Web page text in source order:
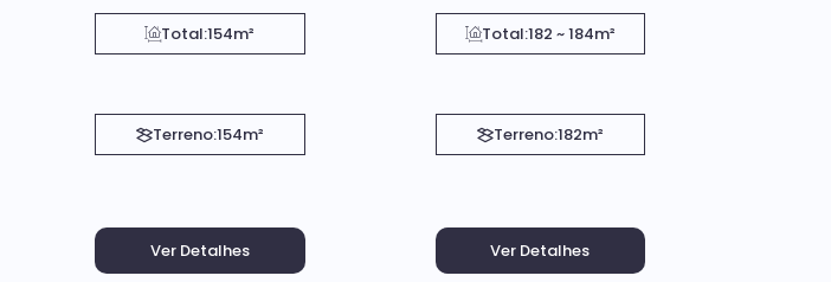
Total:154m²
Terreno:154m²
Total:182 ~ 184m²
Terreno:182m²